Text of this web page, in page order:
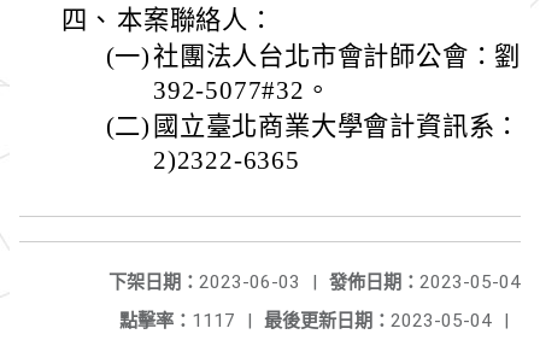
四、 本案聯絡人：
(一)社團法人台北市會計師公會：劉
392-5077#32。
(二) 國立臺北商業大學會計資訊系：
2)2322-6365
發佈日期： 2023-05-04
下架日期： 2023-06-03
|
最後更新日期： 2023-05-04 |
點擊率： 1117 |